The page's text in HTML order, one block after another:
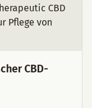
CBD-